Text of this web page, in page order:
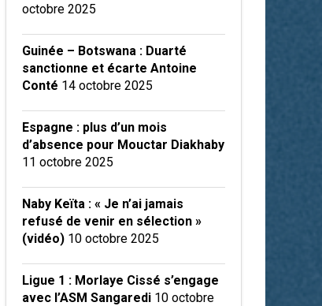
octobre 2025
Guinée – Botswana : Duarté
sanctionne et écarte Antoine
Conté 14 octobre 2025
Espagne : plus d’un mois
d’absence pour Mouctar Diakhaby
11 octobre 2025
Naby Keïta : « Je n’ai jamais
refusé de venir en sélection »
(vidéo) 10 octobre 2025
Ligue 1 : Morlaye Cissé s’engage
avec l’ASM Sangaredi 10 octobre